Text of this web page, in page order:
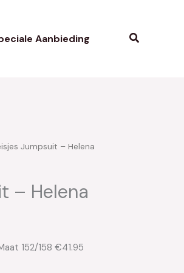
Aanbieding Zoeken
Jumpsuit – Helena
– Helena
152/158 €41.95